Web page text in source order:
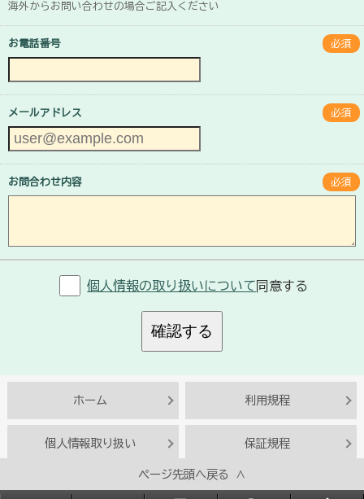
海外からお問い合わせの場合ご記入ください
お電話番号 必須
メールアドレス 必須
お問合わせ内容 必須
個人情報の取り扱いについて 同意する
確認する
ページ先頭へ戻る ∧
ホーム 利用規程
個人情報取り扱い 保証規程
Copyright© BESTACT SOLUTIONS INC.